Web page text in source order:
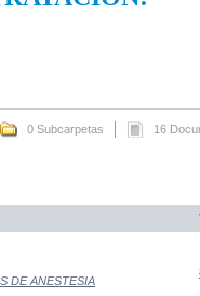
0 Subcarpetas 16
DE ANESTESIA